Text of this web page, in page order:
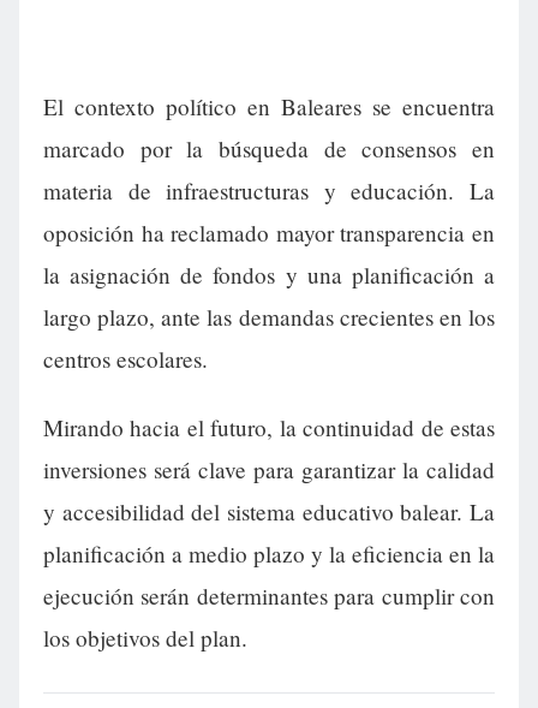
El contexto político en Baleares se encuentra
marcado por la búsqueda de consensos en
materia de infraestructuras y educación. La
oposición ha reclamado mayor transparencia en
la asignación de fondos y una planificación a
largo plazo, ante las demandas crecientes en los
centros escolares.
Mirando hacia el futuro, la continuidad de estas
inversiones será clave para garantizar la calidad
y accesibilidad del sistema educativo balear. La
planificación a medio plazo y la eficiencia en la
ejecución serán determinantes para cumplir con
los objetivos del plan.